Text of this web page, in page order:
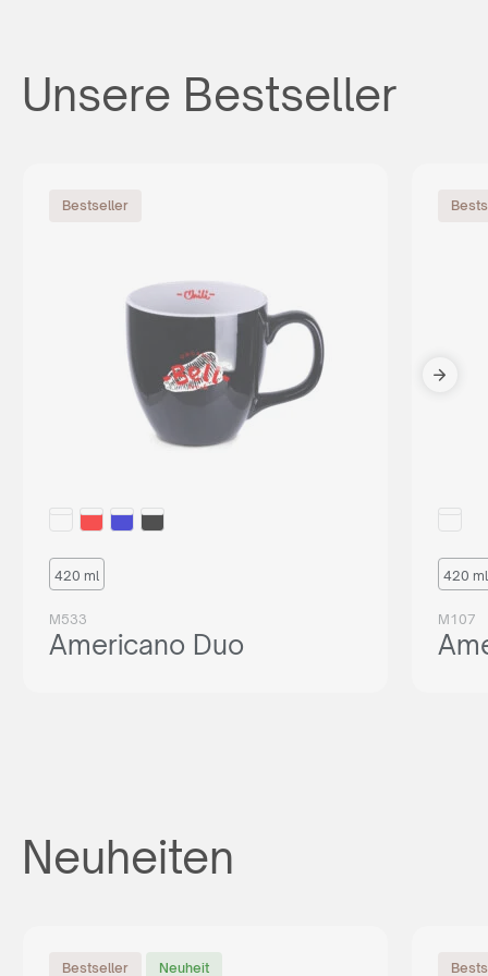
Unsere Bestseller
Bestseller
420 ml
M533
Americano Duo
420 ml
M107
Neuheiten
Bestseller Neuheit